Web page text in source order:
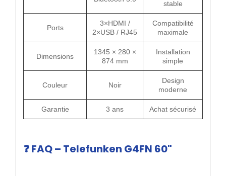
stable
Ports
3×HDMI /
2×USB / RJ45
Compatibilité
maximale
Dimensions
1345 × 280 ×
874 mm
Installation
simple
Couleur Noir
Design
moderne
Garantie 3 ans Achat sécurisé
❓ FAQ – Telefunken G4FN 60"